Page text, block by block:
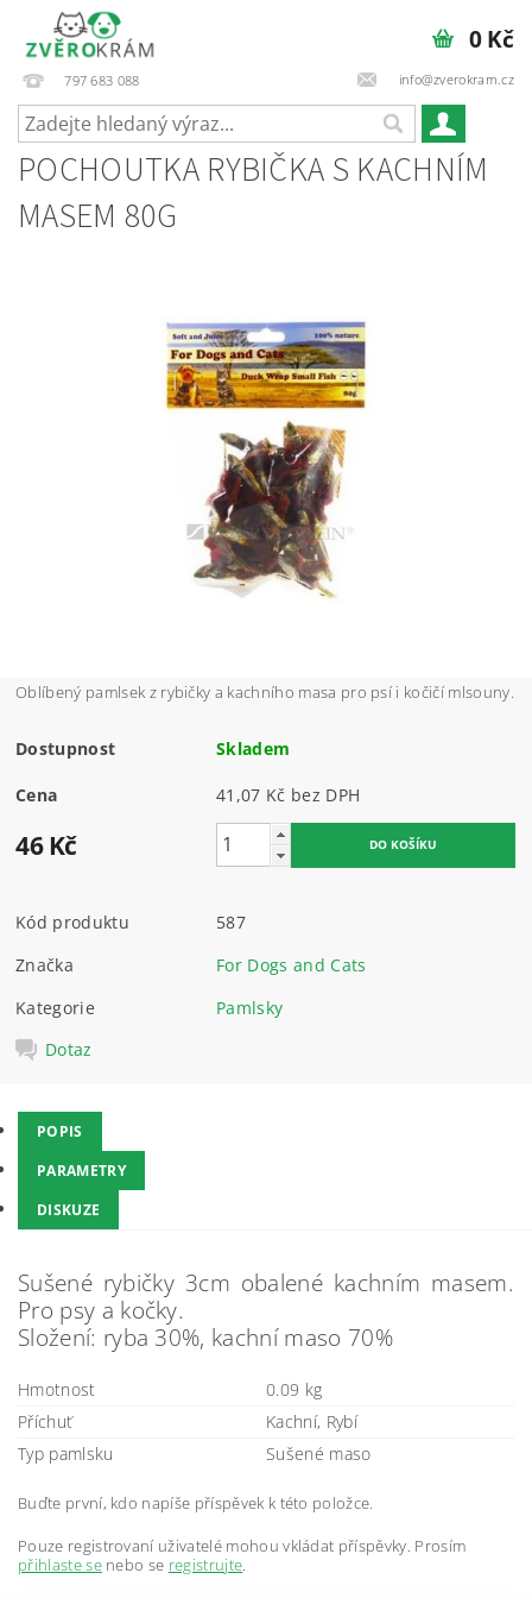
797 683 088 info@zverokram.cz
0 Kč
POCHOUTKA RYBIČKA S KACHNÍM
MASEM 80G
Oblíbený pamlsek z rybičky a kachního masa pro psí i kočičí mlsouny.
Dostupnost Skladem
Cena 41,07 Kč bez DPH
46 Kč
Kód produktu
587
Značka
For Dogs and Cats
Kategorie
Pamlsky
Dotaz
POPIS
PARAMETRY
DISKUZE
Sušené rybičky 3cm obalené kachním masem.
Pro psy a kočky.
Složení: ryba 30%, kachní maso 70%
Hmotnost
0.09 kg
Příchuť
Kachní, Rybí
Typ pamlsku
Sušené maso
Buďte první, kdo napíše příspěvek k této položce.
Pouze registrovaní uživatelé mohou vkládat příspěvky. Prosím
přihlaste senebo se registrujte.